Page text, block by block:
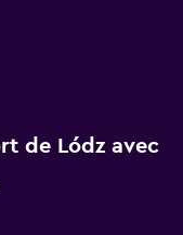
de Lódz avec